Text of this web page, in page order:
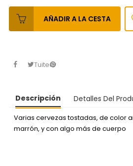
AÑADIR A LA CESTA
Tuitear
Descripción Detalles Del
Varias cervezas tostadas, de color
marrón, y con algo más de cuerpo